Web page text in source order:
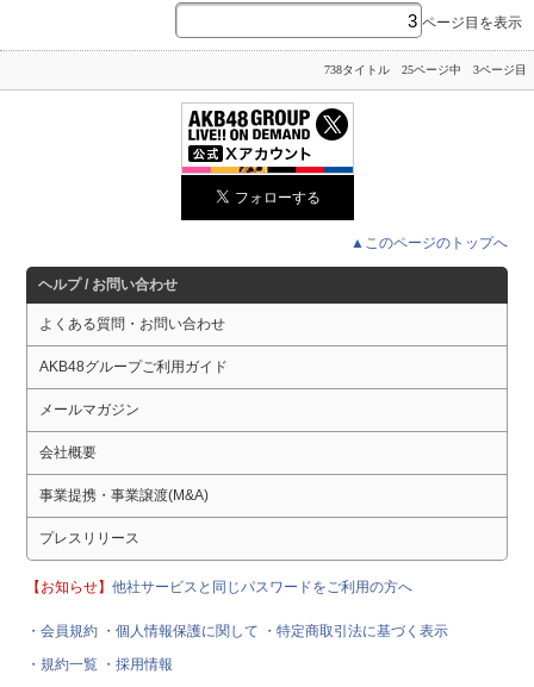
ページ目を表示
738タイトル 25ページ中 3ページ目
▲このページのトップへ
ヘルプ / お問い合わせ
よくある質問・お問い合わせ
AKB48グループご利用ガイド
メールマガジン
会社概要
事業提携・事業譲渡(M&A)
プレスリリース
【お知らせ】他社サービスと同じパスワードをご利用の方へ
・会員規約 ・個人情報保護に関して
・特定商取引法に基づく表示
・規約一覧 ・採用情報